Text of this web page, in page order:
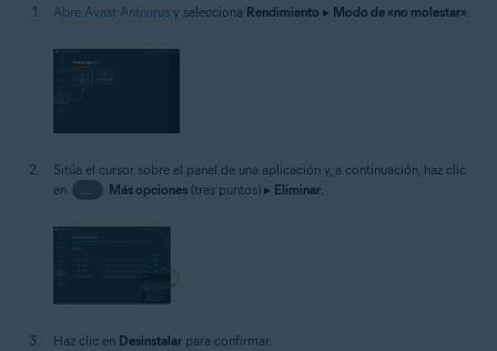
Abre Avast Antivirus y selecciona Rendimiento ▸ Modo de «no molestar»
Sitúa el cursor sobre el panel de una aplicación y, a continuación, haz clic
en
Más opciones(tres puntos) ▸ Eliminar.
Haz clic en Desinstalar para confirmar.